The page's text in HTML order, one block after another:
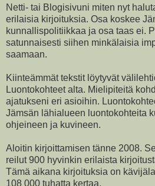
Netti- tai Blogisivuni miten nyt
erilaisia kirjoituksia. Osa koskee
kunnallispolitiikkaa ja osa taas ei.
satunnaisesti siihen minkälaisia
saamaan.
Kiinteämmät tekstit löytyvät
Luontokohteet alta. Mielipiteitä
ajatukseni eri asioihin.
Jämsän lähialueen luontokohteita
ohjeineen ja kuvineen.
Aloitin kirjoittamisen tänne 2008.
reilut 900 hyvinkin erilaista
Tämä aikana kirjoituksia on
108 000 tuhatta kertaa.